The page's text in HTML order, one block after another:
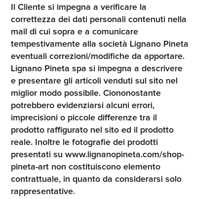
Il Cliente si impegna a verificare la
correttezza dei dati personali contenuti nella
mail di cui sopra e a comunicare
tempestivamente alla società Lignano Pineta
eventuali correzioni/modifiche da apportare.
Lignano Pineta spa si impegna a descrivere
e presentare gli articoli venduti sul sito nel
miglior modo possibile. Ciononostante
potrebbero evidenziarsi alcuni errori,
imprecisioni o piccole differenze tra il
prodotto raffigurato nel sito ed il prodotto
reale. Inoltre le fotografie dei prodotti
presentati su www.lignanopineta.com/shop-
pineta-art non costituiscono elemento
contrattuale, in quanto da considerarsi solo
rappresentative.